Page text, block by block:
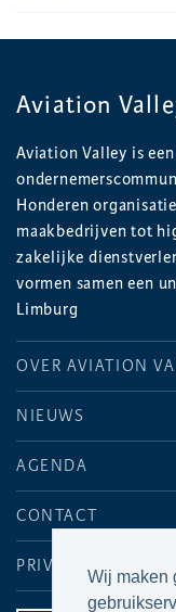
Wij maken
Aviation
Aviation Valley is
Honderen
maakbedrijven tot
zakelijke
vormen samen een
Limburg
OVER AVIATION
NIEUWS
AGENDA
CONTACT